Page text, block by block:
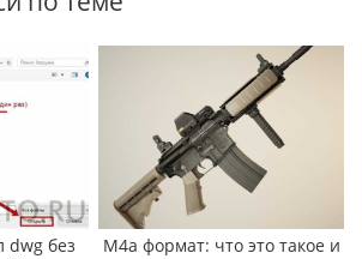
dwg без
M4a формат: что это такое и